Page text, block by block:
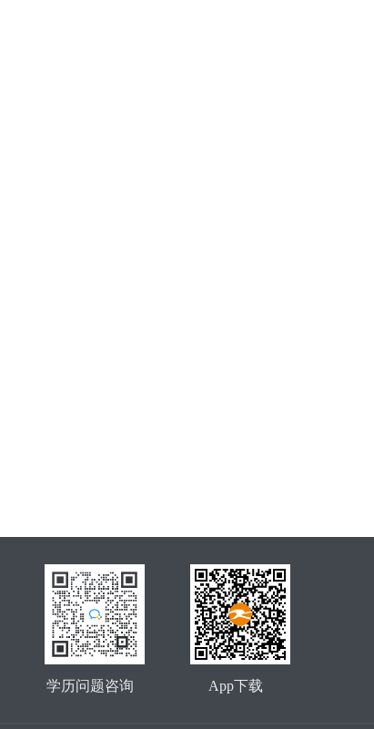
App下载
学历问题咨询